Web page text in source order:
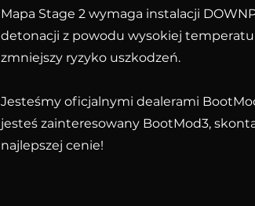
Mapa Stage 2 wymaga instalacji
detonacji z powodu wysokiej
zmniejszy ryzyko uszkodzeń.
Jesteśmy oficjalnymi dealerami
jesteś zainteresowany BootMod3,
najlepszej cenie!